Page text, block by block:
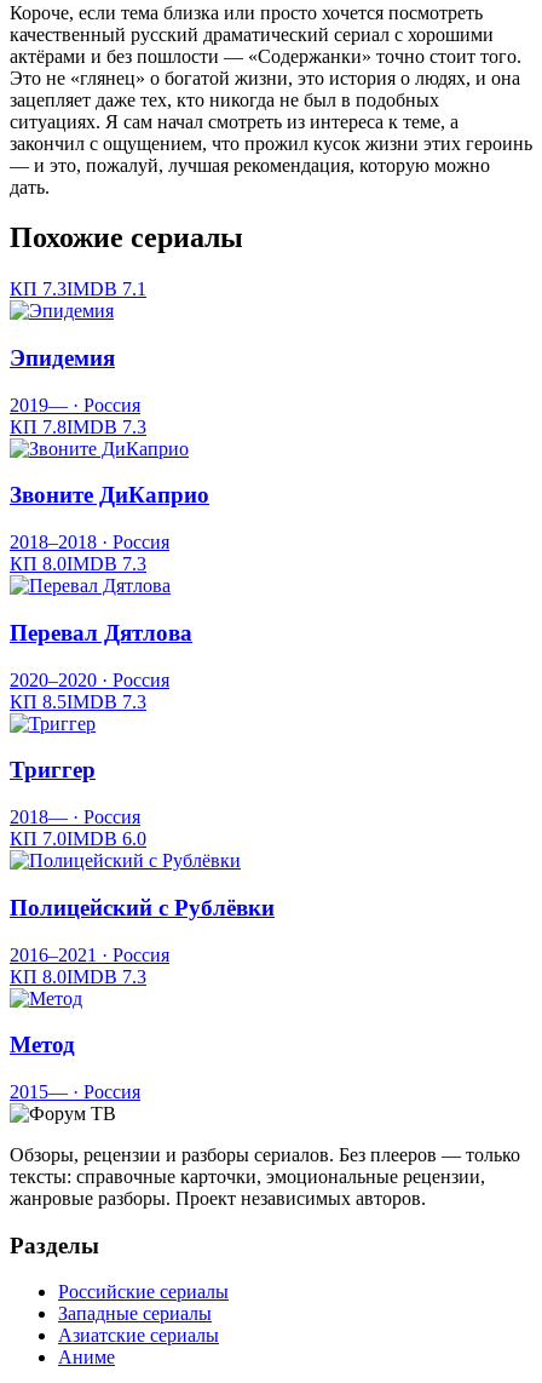
Короче, если тема близка или просто хочется посмотреть
качественный русский драматический сериал с хорошими
актёрами и без пошлости — «Содержанки» точно стоит того.
Это не «глянец» о богатой жизни, это история о людях, и она
зацепляет даже тех, кто никогда не был в подобных
ситуациях. Я сам начал смотреть из интереса к теме, а
закончил с ощущением, что прожил кусок жизни этих героинь
— и это, пожалуй, лучшая рекомендация, которую можно
дать.
Похожие сериалы
КП 7.3IMDB 7.1
Эпидемия
2019— · Россия
КП 7.8IMDB 7.3
Звоните ДиКаприо
2018–2018 · Россия
КП 8.0IMDB 7.3
Перевал Дятлова
2020–2020 · Россия
КП 8.5IMDB 7.3
Триггер
2018— · Россия
КП 7.0IMDB 6.0
Полицейский с Рублёвки
2016–2021 · Россия
КП 8.0IMDB 7.3
Метод
2015— · Россия
Обзоры, рецензии и разборы сериалов. Без плееров — только
тексты: справочные карточки, эмоциональные рецензии,
жанровые разборы. Проект независимых авторов.
Разделы
Российские сериалы
Западные сериалы
Азиатские сериалы
Аниме